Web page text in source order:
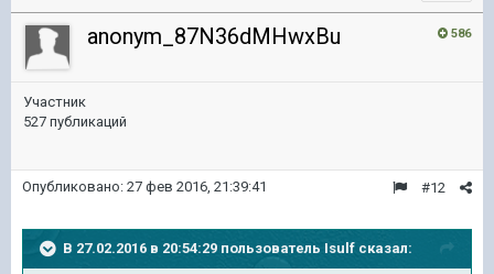
586
anonym_87N36dMHwxBu
Участник
527 публикаций
#12
Опубликовано: 27 фев 2016, 21:39:41
В 27.02.2016 в 20:54:29 пользователь Isulf сказал: